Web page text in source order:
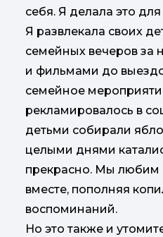
себя. Я делала это для
Я развлекала своих
семейных вечеров за
и фильмами до
семейное
рекламировалось в
детьми собирали
целыми днями
прекрасно. Мы любим
вместе, пополняя
воспоминаний.
Но это также и